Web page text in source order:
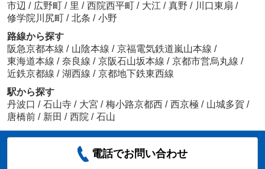
市辺 / 広野町 / 里 / 西院西平町 / 大江 / 真野 / 川口東扇 /
修学院川尻町 / 北条 / 小野
路線から探す
阪急京都本線 / 山陰本線 / 京福電気鉄道嵐山本線 /
東海道本線 / 奈良線 / 京阪石山坂本線 / 京都市営烏丸線 /
近鉄京都線 / 湖西線 / 京都地下鉄東西線
駅から探す
丹波口 / 石山寺 / 大宮 / 梅小路京都西 / 西京極 / 山城多賀 /
唐橋前 / 新田 / 西院 / 石山
電話でお問い合わせ